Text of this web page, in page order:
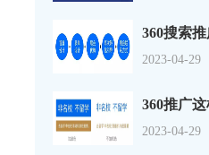
2023-04-29
2023-04-29